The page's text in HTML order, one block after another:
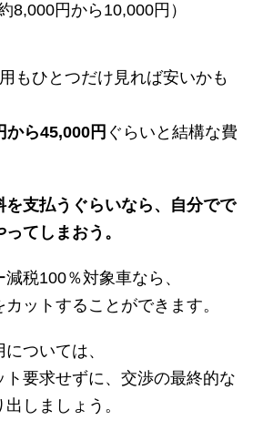
8,000円から10,000円）
もひとつだけ見れば安いかも
から45,000円 ぐらいと結構な費
を支払うぐらいなら、自分でで
てしまおう。
税100％対象車なら、
ットすることができます。
ついては、
要求せずに、交渉の最終的な
しましょう。